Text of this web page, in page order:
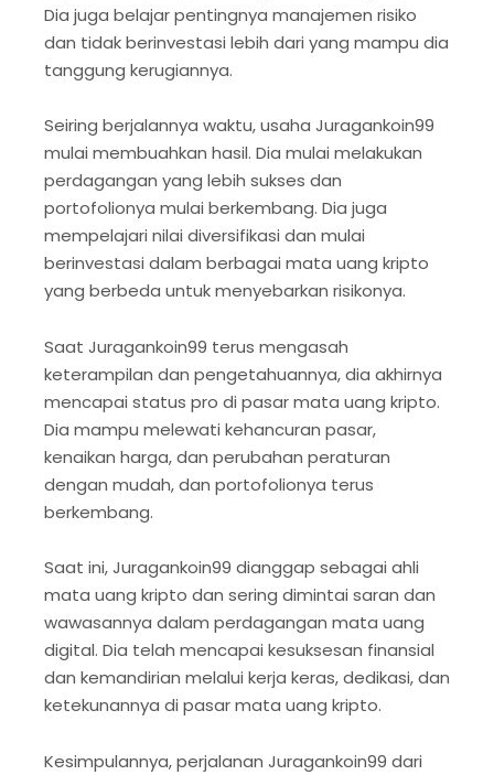
Dia juga belajar pentingnya manajemen risiko
dan tidak berinvestasi lebih dari yang mampu dia
tanggung kerugiannya.
Seiring berjalannya waktu, usaha Juragankoin99
mulai membuahkan hasil. Dia mulai melakukan
perdagangan yang lebih sukses dan
portofolionya mulai berkembang. Dia juga
mempelajari nilai diversifikasi dan mulai
berinvestasi dalam berbagai mata uang kripto
yang berbeda untuk menyebarkan risikonya.
Saat Juragankoin99 terus mengasah
keterampilan dan pengetahuannya, dia akhirnya
mencapai status pro di pasar mata uang kripto.
Dia mampu melewati kehancuran pasar,
kenaikan harga, dan perubahan peraturan
dengan mudah, dan portofolionya terus
berkembang.
Saat ini, Juragankoin99 dianggap sebagai ahli
mata uang kripto dan sering dimintai saran dan
wawasannya dalam perdagangan mata uang
digital. Dia telah mencapai kesuksesan finansial
dan kemandirian melalui kerja keras, dedikasi, dan
ketekunannya di pasar mata uang kripto.
Kesimpulannya, perjalanan Juragankoin99 dari